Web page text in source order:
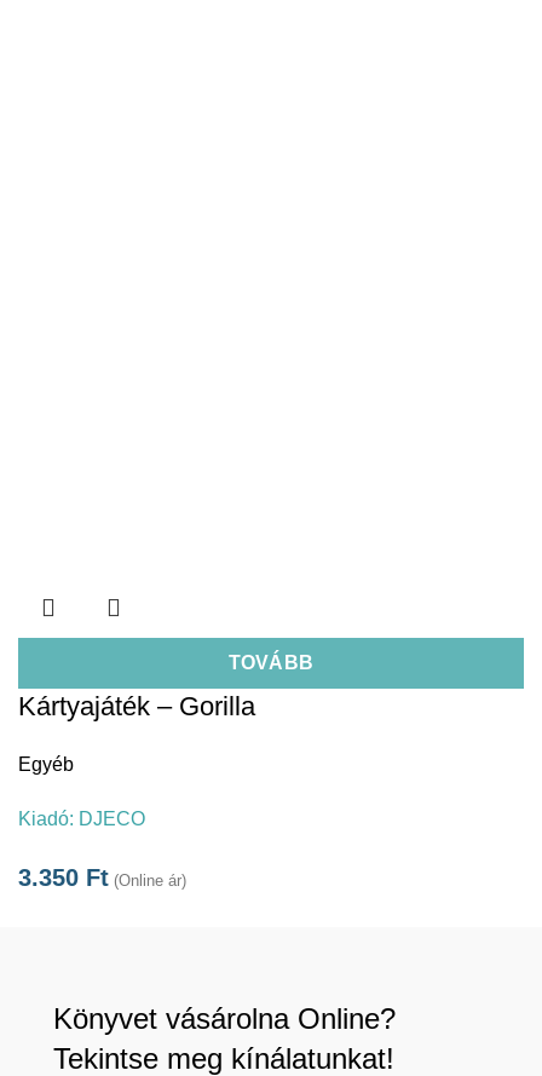
TOVÁBB
Kártyajáték – Gorilla
Egyéb
Kiadó: DJECO
3.350 Ft (Online ár)
Könyvet vásárolna Online?
Tekintse meg kínálatunkat!